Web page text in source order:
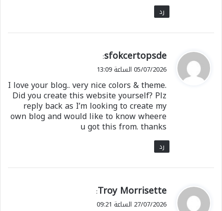
رد
ي
ق
ل
sfokcertopsde
:
05/07/2026 الساعة 13:09
I love your blog.. very nice colors & theme.
Did you create this website yourself? Plz
reply back as I’m looking to create my
own blog and would like to know wheere
u got this from. thanks
رد
ي
ق
Troy Morrisette
:
27/07/2026 الساعة 09:21